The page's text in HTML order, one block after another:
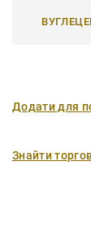
Додати для
Знайти